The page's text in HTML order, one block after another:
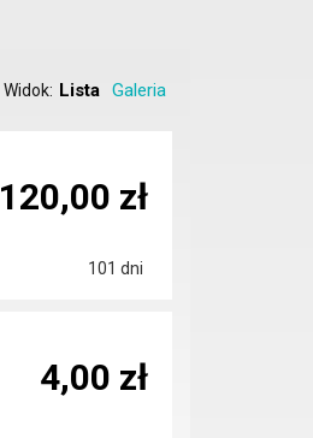
Widok: Lista Galeria
101 dni
120,00 zł
4,00 zł